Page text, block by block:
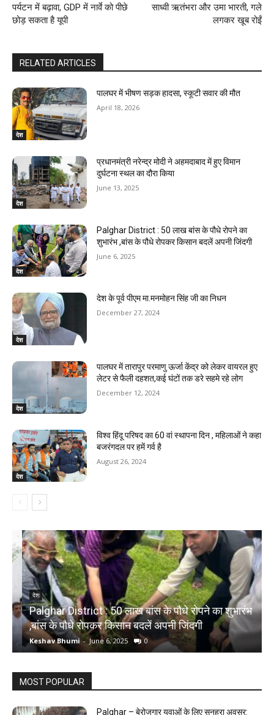
पर्यटन में बढ़ावा, GDP में नार्वे को पीछे
छोड़ स‍कता है यूपी
साध्वी ऋतंभरा और उमा भारती, गले
लगकर खूब रोईं
RELATED ARTICLES
देश
पालघर में भीषण सड़क हादसा, स्कूटी सवार की मौत
April 18, 2026
देश
प्रधानमंत्री नरेन्द्र मोदी ने अहमदाबाद में हुए विमान
दुर्घटना स्थल का दौरा किया
June 13, 2025
देश
Palghar District : 50 लाख बांस के पौधे रोपने का
शुभारंभ ,बांस के पौधे रोपकर किसान बदलें अपनी जिंदगी
June 6, 2025
देश
देश के पूर्व पीएम मा.मनमोहन सिंह जी का निधन
December 27, 2024
देश
पालघर में तारापुर परमाणु ऊर्जा केंद्र को लेकर वायरल हुए
लेटर से फैली दहशत,कई घंटों तक डरे सहमे रहे लोग
December 12, 2024
देश
विश्व हिंदू परिषद का 60 वां स्थापना दिन , महिलाओं ने कहा
बजरंगदल पर हमें गर्व है
August 26, 2024
देश
Palghar District : 50 लाख बांस के पौधे रोपने का शुभारंभ
,बांस के पौधे रोपकर किसान बदलें अपनी जिंदगी
Keshav Bhumi - June 6, 2025 0
MOST POPULAR
Palghar – बेरोजगार युवाओं के लिए सुनहरा अवसर: